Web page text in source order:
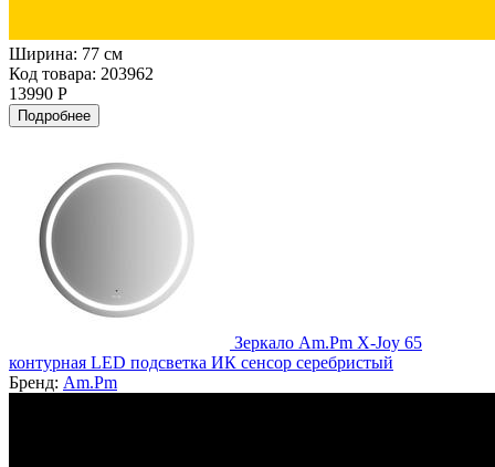
Ширина: 77 см
Код товара: 203962
13990 Р
Подробнее
Зеркало Am.Pm X-Joy 65
контурная LED подсветка ИК сенсор серебристый
Бренд: Am.Pm